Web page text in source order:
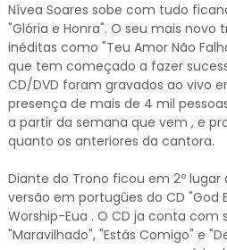
Nívea Soares sobe com tudo
"Glória e Honra". O seu mais novo
inéditas como "Teu Amor Não
que tem começado a fazer
CD/DVD foram gravados ao vivo
presença de mais de 4 mil
a partir da semana que vem , e
quanto os anteriores da cantora.
Diante do Trono ficou em 2º lugar
versão em portugûes do CD "God
Worship-Eua . O CD ja conta com
"Maravilhado", "Estás Comigo" e